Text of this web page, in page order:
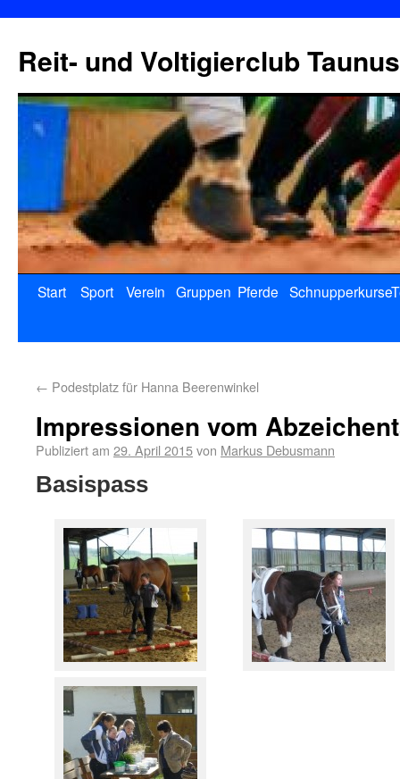
Reit- und Voltigierclub
Start Sport Verein Gruppen Pferde Schnupperkurse
← Podestplatz für Hanna Beerenwinkel
Impressionen vom
Publiziert am 29. April 2015von Markus Debusmann
Basispass